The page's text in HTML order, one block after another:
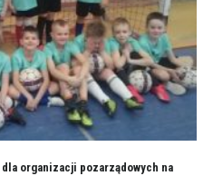
organizacji pozarządowych na